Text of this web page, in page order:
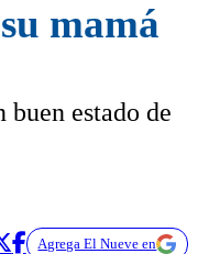
mamá
estado de
Agrega El Nueve en